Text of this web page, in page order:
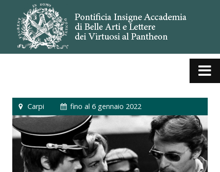
Carpi fino al 6 gennaio 2022